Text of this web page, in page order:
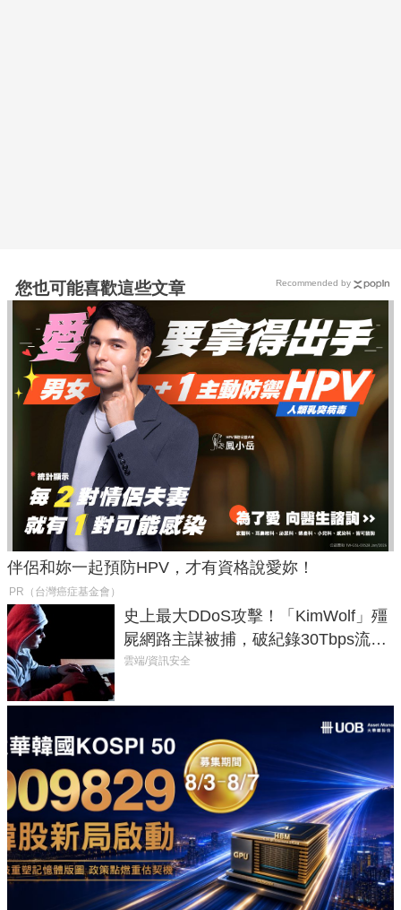
您也可能喜歡這些文章
伴侶和妳一起預防HPV，才有資格說愛妳！
PR（台灣癌症基金會）
史上最大DDoS攻擊！「KimWolf」殭
屍網路主謀被捕，破紀錄30Tbps流量
癱瘓全球！
雲端/資訊安全
Recommended by